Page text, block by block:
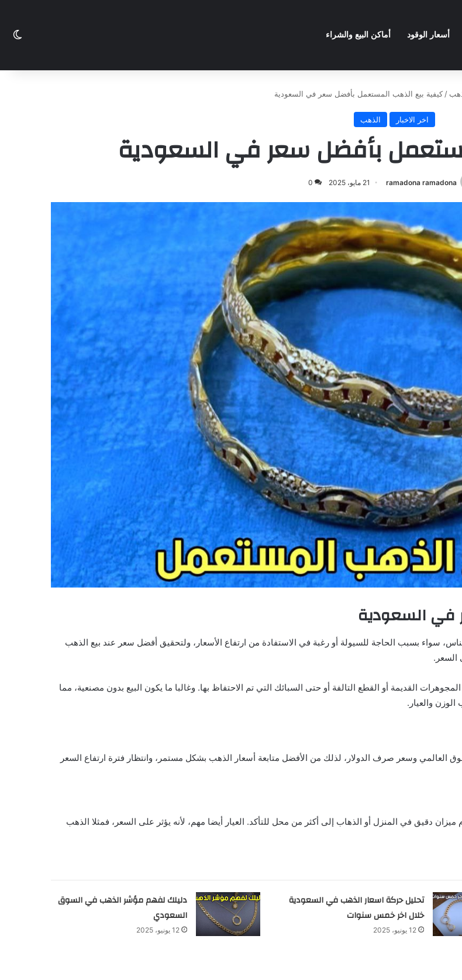
أسعار الوقود أماكن البيع والشراء
/ كيفية بيع الذهب المستعمل بأفضل سعر في السعودية
اخر الاخبار الذهب
بأفضل سعر في السعودية
ramadona ramadona 21 مايو، 2025 0
في السعودية
سواء بسبب الحاجة للسيولة أو رغبة في الاستفادة من ارتفاع الأسعار، ولتحقيق أفضل سعر عند بيع الذهب
السعر.
القديمة أو القطع التالفة أو حتى السبائك التي تم الاحتفاظ بها. وغالبا ما يكون البيع بدون مصنعية، مما
والعيار.
وسعر صرف الدولار، لذلك من الأفضل متابعة أسعار الذهب بشكل مستمر، وانتظار فترة ارتفاع السعر
دقيق في المنزل أو الذهاب إلى أكثر من محل للتأكد. العيار أيضا مهم، لأنه يؤثر على السعر، فمثلا الذهب
تحليل حركة اسعار الذهب في السعودية
خلال اخر خمس سنوات
12 يونيو، 2025
دليلك لفهم مؤشر الذهب في السوق
السعودي
12 يونيو، 2025